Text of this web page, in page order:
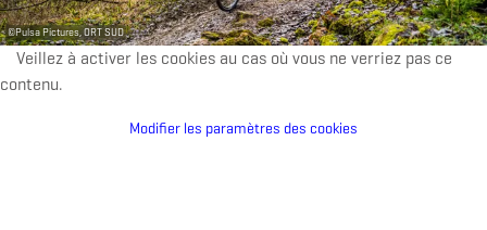
©Pulsa Pictures, ORT SUD
Veillez à activer les cookies au cas où vous ne verriez pas ce
contenu.
Modifier les paramètres des cookies